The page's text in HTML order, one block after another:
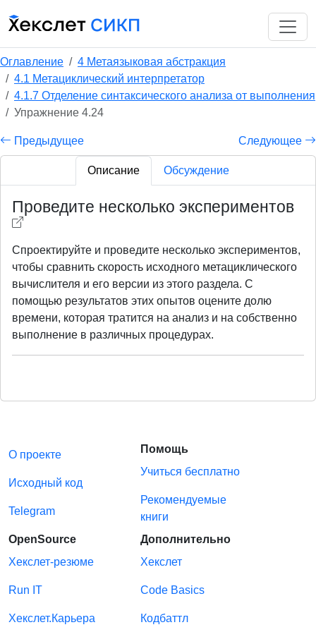
Оглавление
4 Метаязыковая абстракция
4.1 Метациклический интерпретатор
4.1.7 Отделение синтаксического анализа от выполнения
Упражнение 4.24
Предыдущее Следующее
Описание Обсуждение
Проведите несколько экспериментов
Спроектируйте и проведите несколько экспериментов,
чтобы сравнить скорость исходного метациклического
вычислителя и его версии из этого раздела. С
помощью результатов этих опытов оцените долю
времени, которая тратится на анализ и на собственно
выполнение в различных процедурах.
О проекте
Исходный код
Telegram
Помощь
Учиться бесплатно
Рекомендуемые
книги
OpenSource
Хекслет-резюме
Run IT
Хекслет.Карьера
Дополнительно
Хекслет
Code Basics
Кодбаттл